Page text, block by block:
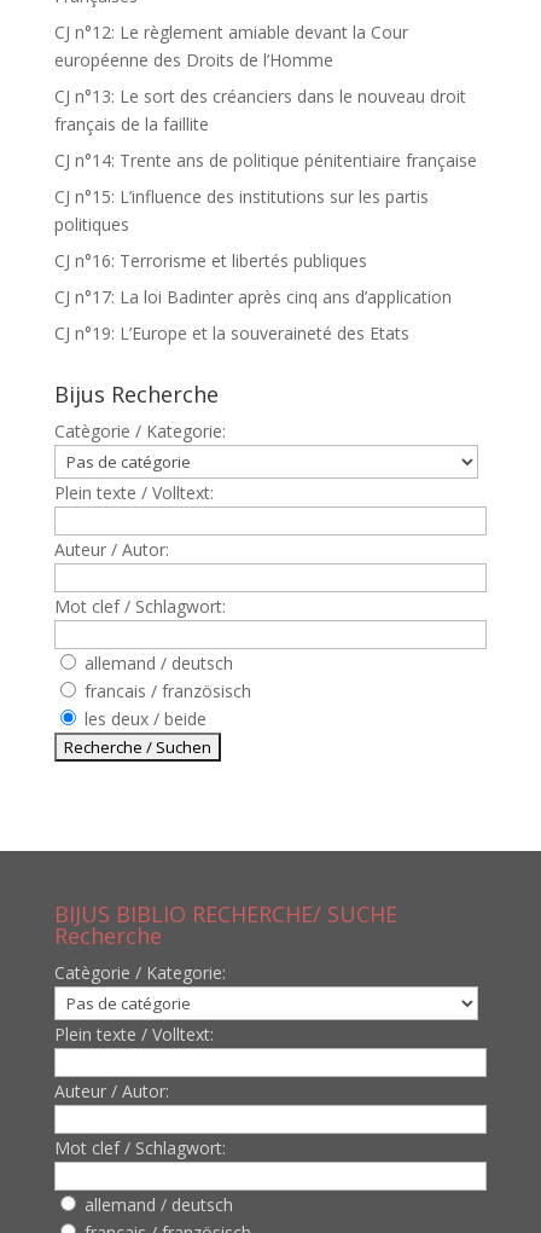
CJ n°12: Le règlement amiable devant la Cour
européenne des Droits de l’Homme
CJ n°13: Le sort des créanciers dans le nouveau droit
français de la faillite
CJ n°14: Trente ans de politique pénitentiaire française
CJ n°15: L’influence des institutions sur les partis
politiques
CJ n°16: Terrorisme et libertés publiques
CJ n°17: La loi Badinter après cinq ans d’application
CJ n°19: L’Europe et la souveraineté des Etats
Bijus Recherche
Catègorie / Kategorie:
Plein texte / Volltext:
Auteur / Autor:
Mot clef / Schlagwort:
allemand / deutsch
francais / französisch
les deux / beide
BIJUS BIBLIO RECHERCHE/ SUCHE
Recherche
Catègorie / Kategorie:
Plein texte / Volltext:
Auteur / Autor:
Mot clef / Schlagwort:
allemand / deutsch